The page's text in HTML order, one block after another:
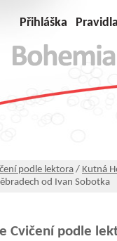
Přihláška Pravidla
podle lektora / Kutná
od Ivan Sobotka
Cvičení podle